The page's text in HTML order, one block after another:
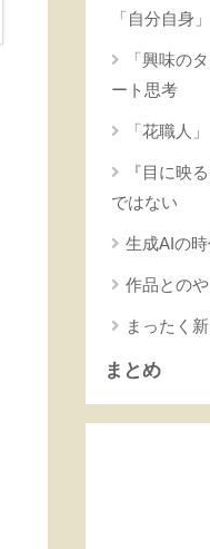
「自分自身」
「興味の
ート思考
「花職人
『目に映
ではない
生成AIの
作品との
まったく
まとめ